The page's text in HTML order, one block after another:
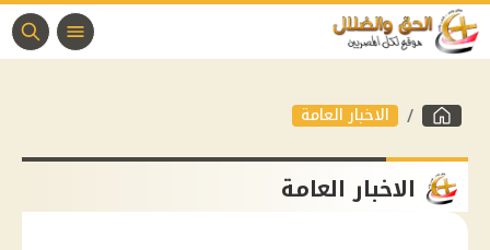
الاخبار العامة
الاخبار العامة